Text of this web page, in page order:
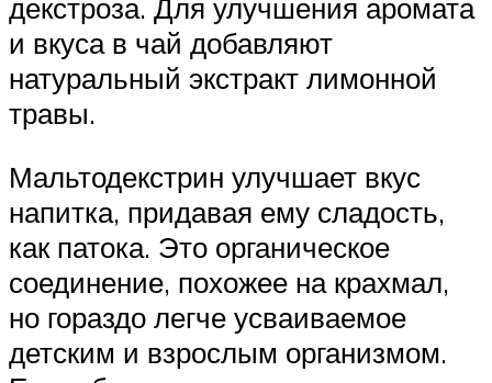
декстроза. Для улучшения аромата
и вкуса в чай добавляют
натуральный экстракт лимонной
травы.
Мальтодекстрин улучшает вкус
напитка, придавая ему сладость,
как патока. Это органическое
соединение, похожее на крахмал,
но гораздо легче усваиваемое
детским и взрослым организмом.